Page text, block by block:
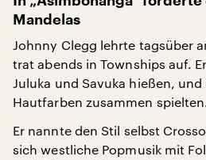
Mandelas
Johnny Clegg lehrte tagsüber
trat abends in Townships auf.
Juluka und Savuka hießen,
Hautfarben zusammen
Er nannte den Stil selbst
sich westliche Popmusik mit